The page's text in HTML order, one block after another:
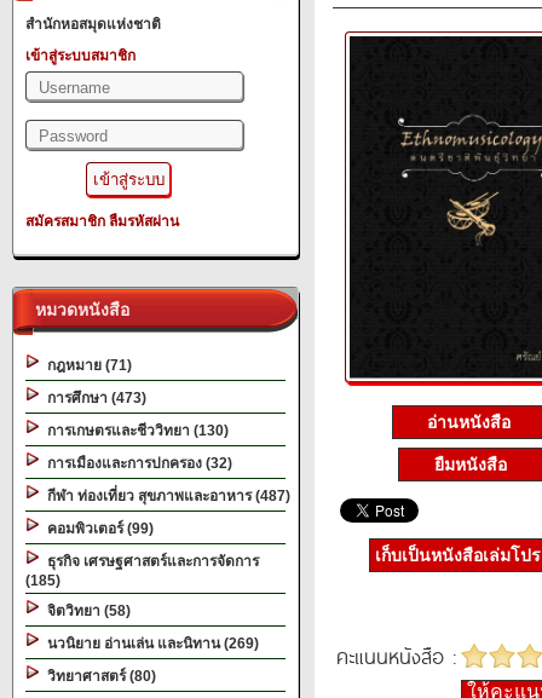
สำนักหอสมุดแห่งชาติ
เข้าสู่ระบบสมาชิก
สมัครสมาชิก ลืมรหัสผ่าน
หมวดหนังสือ
กฎหมาย (71)
การศึกษา (473)
การเกษตรและชีววิทยา (130)
การเมืองและการปกครอง (32)
กีฬา ท่องเที่ยว สุขภาพและอาหาร (487)
คอมพิวเตอร์ (99)
ธุรกิจ เศรษฐศาสตร์และการจัดการ
(185)
จิตวิทยา (58)
นวนิยาย อ่านเล่น และนิทาน (269)
วิทยาศาสตร์ (80)
อ่านหนังสือ
ยืมหนังสือ
เก็บเป็นหนังสือเล่มโป
คะแนนหนังสือ :
ให้คะแ